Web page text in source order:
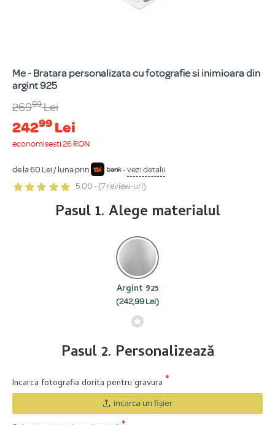
Me - Bratara personalizata cu fotografie si inimioara din
argint 925
26999Lei
24299 Lei
economisești 26 RON
de la 60 Lei / luna prin -vezi detalii
5.00 - (7 review-uri)
Pasul 1. Alege materialul
Argint 925
(242,99 Lei)
Pasul 2. Personalizează
Incarca fotografia dorita pentru gravura
incarca un fişier